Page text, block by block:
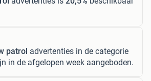
patrol advertenties in de categorie
in de afgelopen week aangeboden.